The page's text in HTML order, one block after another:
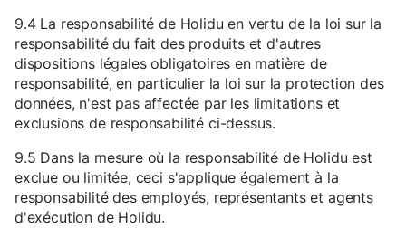
9.4 La responsabilité de Holidu en vertu de la loi sur la
responsabilité du fait des produits et d'autres
dispositions légales obligatoires en matière de
responsabilité, en particulier la loi sur la protection des
données, n'est pas affectée par les limitations et
exclusions de responsabilité ci-dessus.
9.5 Dans la mesure où la responsabilité de Holidu est
exclue ou limitée, ceci s'applique également à la
responsabilité des employés, représentants et agents
d'exécution de Holidu.